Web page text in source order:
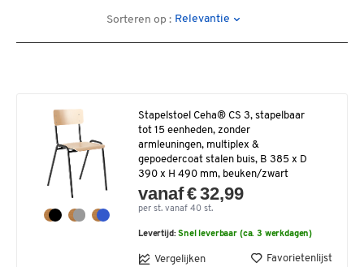
Sorteren op : Relevantie
Stapelstoel Ceha® CS 3, stapelbaar
tot 15 eenheden, zonder
armleuningen, multiplex &
gepoedercoat stalen buis, B 385 x D
390 x H 490 mm, beuken/zwart
vanaf € 32,99
per st. vanaf 40 st.
Levertijd:Snel leverbaar (ca. 3 werkdagen)
Vergelijken Favorietenlijst